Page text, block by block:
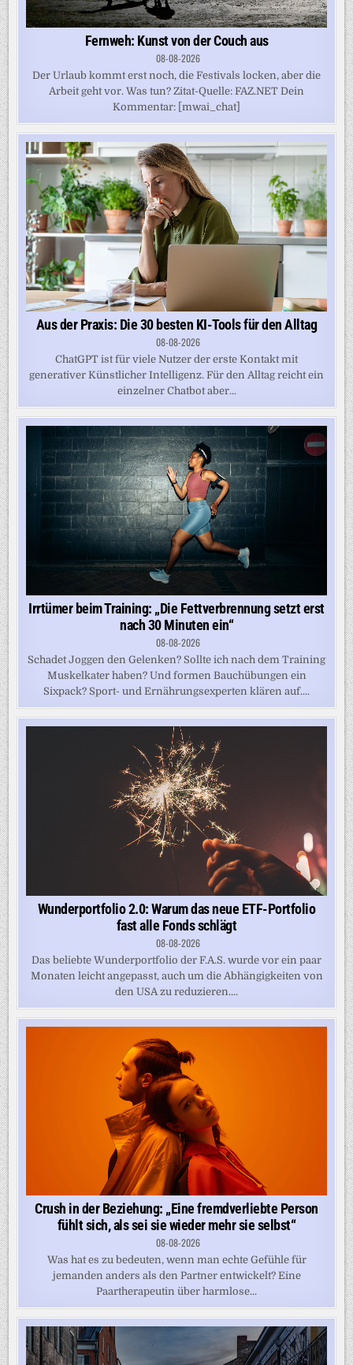
Fernweh: Kunst von der Couch aus
08-08-2026
Der Urlaub kommt erst noch, die Festivals locken, aber die
Arbeit geht vor. Was tun? Zitat-Quelle: FAZ.NET Dein
Kommentar: [mwai_chat]
Aus der Praxis: Die 30 besten KI-Tools für den Alltag
08-08-2026
ChatGPT ist für viele Nutzer der erste Kontakt mit
generativer Künstlicher Intelligenz. Für den Alltag reicht ein
einzelner Chatbot aber...
Irrtümer beim Training: „Die Fettverbrennung setzt erst
nach 30 Minuten ein“
08-08-2026
Schadet Joggen den Gelenken? Sollte ich nach dem Training
Muskelkater haben? Und formen Bauchübungen ein
Sixpack? Sport- und Ernährungsexperten klären auf....
Wunderportfolio 2.0: Warum das neue ETF-Portfolio
fast alle Fonds schlägt
08-08-2026
Das beliebte Wunderportfolio der F.A.S. wurde vor ein paar
Monaten leicht angepasst, auch um die Abhängigkeiten von
den USA zu reduzieren....
Crush in der Beziehung: „Eine fremdverliebte Person
fühlt sich, als sei sie wieder mehr sie selbst“
08-08-2026
Was hat es zu bedeuten, wenn man echte Gefühle für
jemanden anders als den Partner entwickelt? Eine
Paartherapeutin über harmlose...